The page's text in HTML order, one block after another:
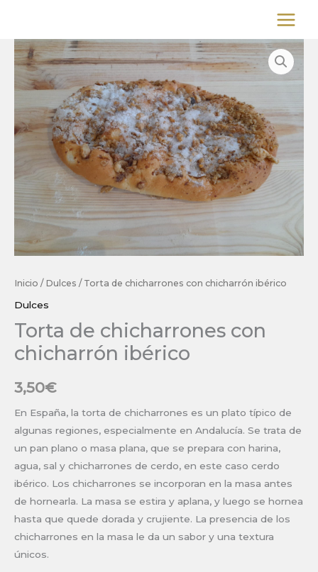
contenido
Inicio / Dulces / Torta de chicharrones con chicharrón ibérico
Dulces
Torta de chicharrones con
chicharrón ibérico
3,50€
En España, la torta de chicharrones es un plato típico de
algunas regiones, especialmente en Andalucía. Se trata de
un pan plano o masa plana, que se prepara con harina,
agua, sal y chicharrones de cerdo, en este caso cerdo
ibérico. Los chicharrones se incorporan en la masa antes
de hornearla. La masa se estira y aplana, y luego se hornea
hasta que quede dorada y crujiente. La presencia de los
chicharrones en la masa le da un sabor y una textura
únicos.